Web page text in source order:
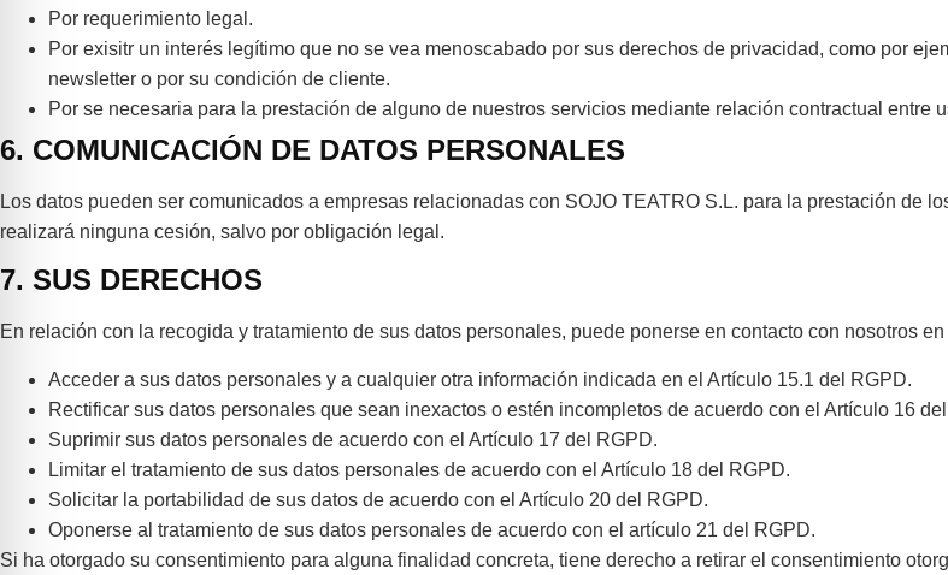
Por requerimiento legal.
Por exisitr un interés legítimo que no se vea menoscabado por sus derechos de privacidad, como por
newsletter o por su condición de cliente.
Por se necesaria para la prestación de alguno de nuestros servicios mediante relación contractual entre
6. COMUNICACIÓN DE DATOS PERSONALES
Los datos pueden ser comunicados a empresas relacionadas con SOJO TEATRO S.L. para la prestación de
realizará ninguna cesión, salvo por obligación legal.
7. SUS DERECHOS
En relación con la recogida y tratamiento de sus datos personales, puede ponerse en contacto con nosotros
Acceder a sus datos personales y a cualquier otra información indicada en el Artículo 15.1 del RGPD.
Rectificar sus datos personales que sean inexactos o estén incompletos de acuerdo con el Artículo 16
Suprimir sus datos personales de acuerdo con el Artículo 17 del RGPD.
Limitar el tratamiento de sus datos personales de acuerdo con el Artículo 18 del RGPD.
Solicitar la portabilidad de sus datos de acuerdo con el Artículo 20 del RGPD.
Oponerse al tratamiento de sus datos personales de acuerdo con el artículo 21 del RGPD.
Si ha otorgado su consentimiento para alguna finalidad concreta, tiene derecho a retirar el consentimiento